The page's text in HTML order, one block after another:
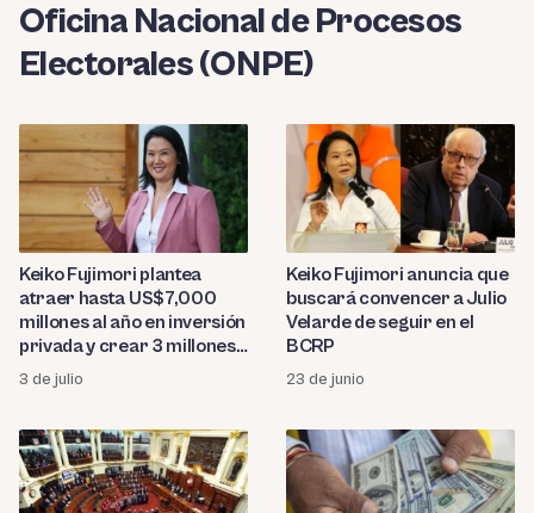
Oficina Nacional de Procesos
Electorales (ONPE)
Keiko Fujimori plantea
atraer hasta US$7,000
millones al año en inversión
privada y crear 3 millones
de empleos
3 de julio
Keiko Fujimori anuncia que
buscará convencer a Julio
Velarde de seguir en el
BCRP
23 de junio